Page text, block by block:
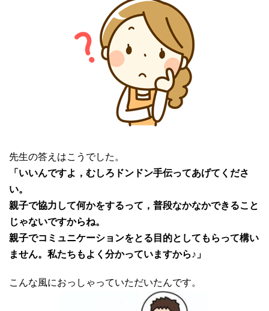
先生の答えはこうでした。
「いいんですよ，むしろドンドン手伝ってあげてくださ
い。
親子で協力して何かをするって，普段なかなかできること
じゃないですからね。
親子でコミュニケーションをとる目的としてもらって構い
ません。私たちもよく分かっていますから♪」
こんな風におっしゃっていただいたんです。